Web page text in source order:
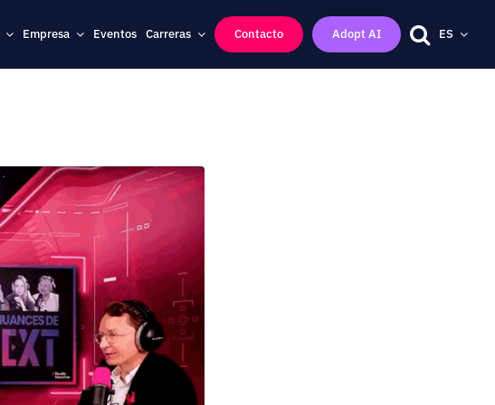
Empresa Eventos Carreras Contacto Adopt AI ES